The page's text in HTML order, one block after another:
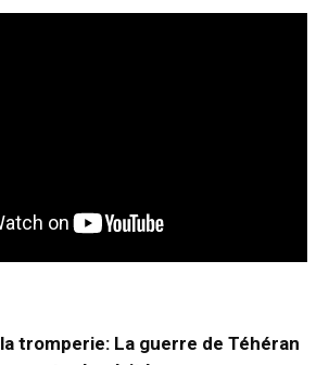
la tromperie: La guerre de Téhéran